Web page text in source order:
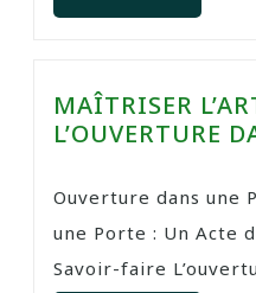
MAÎTRISER
L’OUVERTURE
Ouverture dans une
une Porte : Un Acte
Savoir-faire